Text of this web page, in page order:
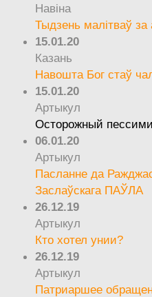
Навіна
Тыдзень малітваў за
15.01.20
Казань
Навошта Бог стаў
15.01.20
Артыкул
Осторожный
06.01.20
Артыкул
Пасланне да
Заслаўскага ПАЎЛА
26.12.19
Артыкул
Кто хотел унии?
26.12.19
Артыкул
Патриаршее